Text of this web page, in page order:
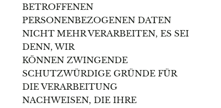
BETROFFENEN
PERSONENBEZOGENEN DATEN
NICHT MEHR VERARBEITEN, ES SEI
DENN, WIR
KÖNNEN ZWINGENDE
SCHUTZWÜRDIGE GRÜNDE FÜR
DIE VERARBEITUNG
NACHWEISEN, DIE IHRE